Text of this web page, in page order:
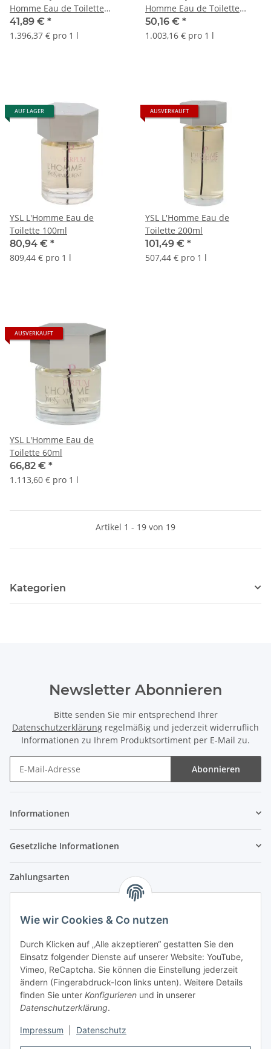
Wie wir Cookies & Co nutzen
Durch Klicken auf „Alle akzeptieren“ gestatten Sie den
Einsatz folgender Dienste auf unserer Website: YouTube,
Vimeo, ReCaptcha. Sie können die Einstellung jederzeit
ändern (Fingerabdruck-Icon links unten). Weitere Details
finden Sie unter Konfigurieren und in unserer
Datenschutzerklärung.
Impressum Datenschutz
Homme Eau de Toilette
30ml
41,89 € *
1.396,37 € pro 1 l
Homme Eau de Toilette
50ml
50,16 € *
1.003,16 € pro 1 l
AUF LAGER
YSL L'Homme Eau de
Toilette 100ml
80,94 € *
809,44 € pro 1 l
AUSVERKAUFT
YSL L'Homme Eau de
Toilette 200ml
101,49 € *
507,44 € pro 1 l
AUSVERKAUFT
YSL L'Homme Eau de
Toilette 60ml
66,82 € *
1.113,60 € pro 1 l
Artikel 1 - 19 von 19
Kategorien
Newsletter Abonnieren
Bitte senden Sie mir entsprechend Ihrer
Datenschutzerklärung regelmäßig und jederzeit widerruflich
Informationen zu Ihrem Produktsortiment per E-Mail zu.
Abonnieren
Informationen
Gesetzliche Informationen
Zahlungsarten
Versandpartner
Partner